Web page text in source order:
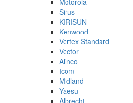
Sirus
KIRISUN
Kenwood
Vertex Standard
Vector
Alinco
Icom
Midland
Yaesu
Albrecht